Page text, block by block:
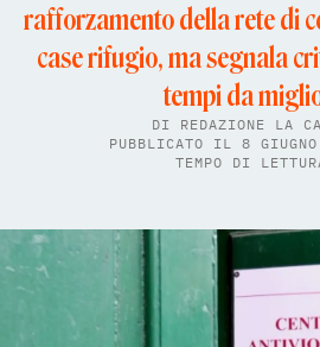
rafforzamento della rete di
case rifugio, ma segnala
tempi da
DI REDAZIONE LA
PUBBLICATO IL 8
TEMPO DI